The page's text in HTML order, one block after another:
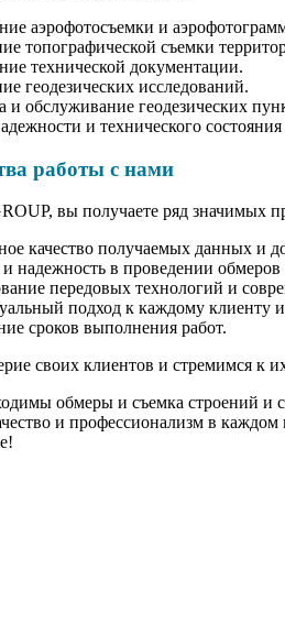
аэрофотосъемки и
топографической съемки
технической документации.
геодезических исследований.
и обслуживание геодезических
и технического
работы с нами
вы получаете ряд значимых
качество получаемых данных и
и надежность в проведении
передовых технологий и
подход к каждому клиенту и
сроков выполнения работ.
своих клиентов и стремимся к
обмеры и съемка строений и
и профессионализм в